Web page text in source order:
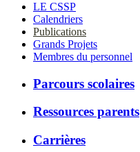
LE CSSP
Calendriers
Publications
Grands Projets
Membres du personnel
Parcours scolaires
Ressources parents
Carrières